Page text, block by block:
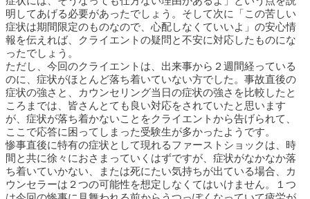
明してあげる必要があったでしょう。そして次に「この苦しい
症状は期間限定のものなので、心配しなくていいよ」の安心情
報を伝えれば、クライエントの疑問と不安に対応したものにな
ったでしょう。
ただし、今回のクライエントは、出来事から２週間経っている
のに、症状がほとんど落ち着いていない方でした。事故直後の
症状の強さと、カウンセリング当日の症状の強さを比較したと
ころまでは、皆さんとても良い対応をされていたと思います
が、症状が落ち着かないことをクライエントから告げられて、
ここで応答に困ってしまった受験生が多かったようです。
惨事直後に特有の症状として現れるファーストショックは、時
間と共に徐々におさまっていくはずですが、症状がなかなか落
ち着いていかない、または死にたい気持ちが出ている場合、カ
ウンセラーは２つの可能性を想定しなくてはいけません。１つ